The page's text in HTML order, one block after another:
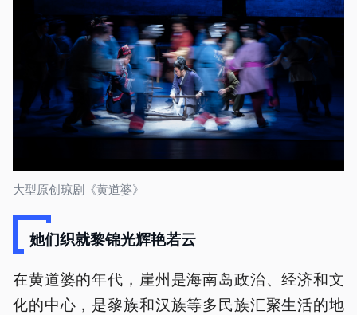
大型原创琼剧《黄道婆》
她们织就黎锦光辉艳若云
在黄道婆的年代，崖州是海南岛政治、经济和文
化的中心，是黎族和汉族等多民族汇聚生活的地